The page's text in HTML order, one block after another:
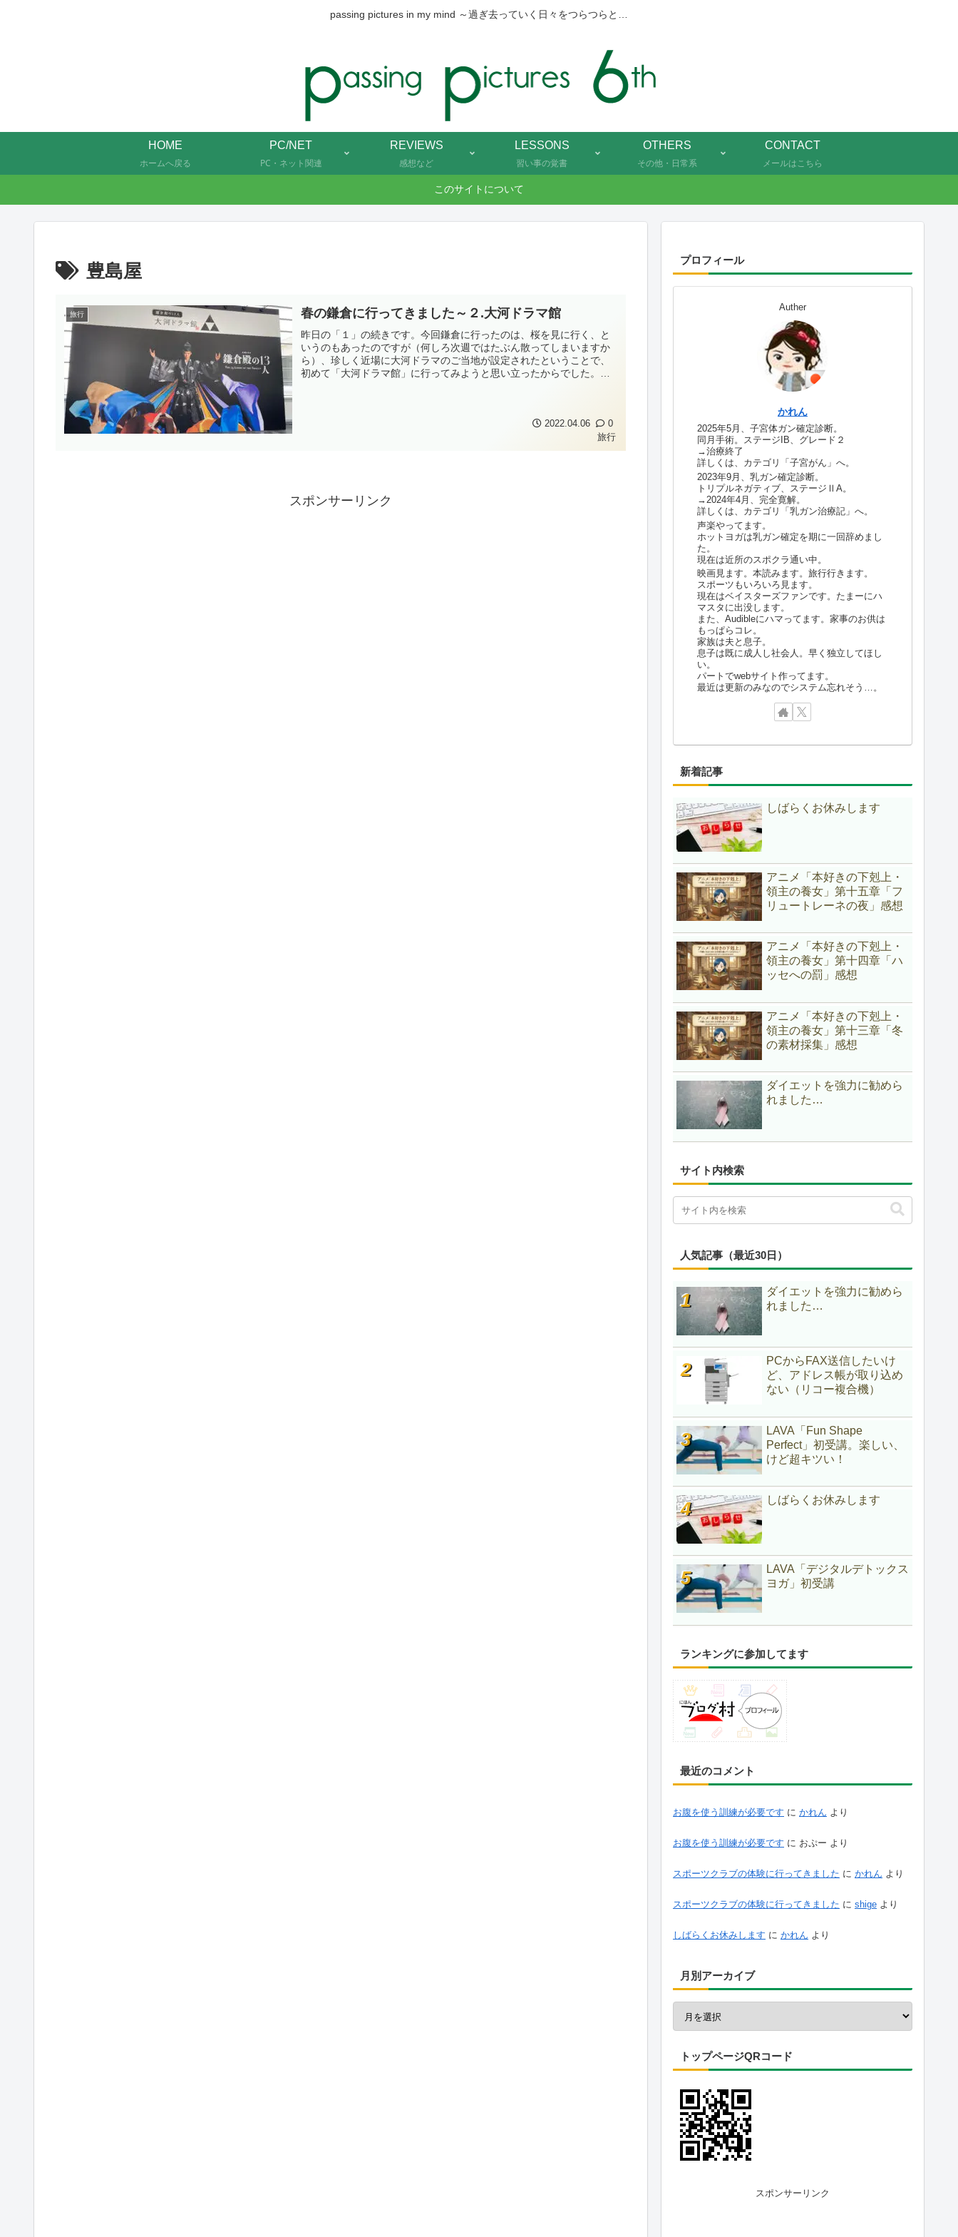
passing pictures in my mind ～過ぎ去っていく日々をつらつらと…
HOME
ホームへ戻る
PC/NET
PC・ネット関連
REVIEWS
感想など
LESSONS
習い事の覚書
OTHERS
その他・日常系
CONTACT
メールはこちら
このサイトについて
豊島屋
旅行 春の鎌倉に行ってきました～２.大河ドラマ館
昨日の「１」の続きです。今回鎌倉に行ったのは、桜を見に行く、と
いうのもあったのですが（何しろ次週ではたぶん散ってしまいますか
ら）、珍しく近場に大河ドラマのご当地が設定されたということで、
初めて「大河ドラマ館」に行ってみようと思い立ったからでした。
2022.04.06
0
旅行
スポンサーリンク
プロフィール
Auther
かれん
2025年5月、子宮体ガン確定診断。
同月手術。ステージIB、グレード２
→治療終了
詳しくは、カテゴリ「子宮がん」へ。
2023年9月、乳ガン確定診断。
トリプルネガティブ、ステージⅡA。
→2024年4月、完全寛解。
詳しくは、カテゴリ「乳ガン治療記」へ。
声楽やってます。
ホットヨガは乳ガン確定を期に一回辞めまし
た。
現在は近所のスポクラ通い中。
映画見ます。本読みます。旅行行きます。
スポーツもいろいろ見ます。
現在はベイスターズファンです。たまーにハ
マスタに出没します。
また、Audibleにハマってます。家事のお供は
もっぱらコレ。
家族は夫と息子。
息子は既に成人し社会人。早く独立してほし
い。
パートでwebサイト作ってます。
最近は更新のみなのでシステム忘れそう…。
新着記事
しばらくお休みします
アニメ「本好きの下剋上・
領主の養女」第十五章「フ
リュートレーネの夜」感想
アニメ「本好きの下剋上・
領主の養女」第十四章「ハ
ッセへの罰」感想
アニメ「本好きの下剋上・
領主の養女」第十三章「冬
の素材採集」感想
ダイエットを強力に勧めら
れました…
サイト内検索
人気記事（最近30日）
ダイエットを強力に勧めら
れました…
PCからFAX送信したいけ
ど、アドレス帳が取り込め
ない（リコー複合機）
LAVA「Fun Shape
Perfect」初受講。楽しい、
けど超キツい！
しばらくお休みします
LAVA「デジタルデトックス
ヨガ」初受講
ランキングに参加してます
最近のコメント
お腹を使う訓練が必要です に かれん より
お腹を使う訓練が必要です に おぷー より
スポーツクラブの体験に行ってきました に かれん より
スポーツクラブの体験に行ってきました に shige より
しばらくお休みします に かれん より
月別アーカイブ
トップページQRコード
スポンサーリンク